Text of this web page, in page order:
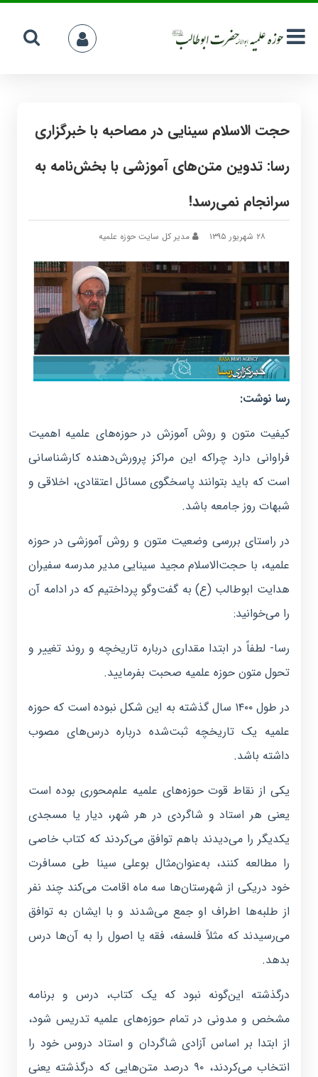
حجت الاسلام سینایی در مصاحبه با خبرگزاری
رسا: تدوین متن‌های آموزشی با بخش‌نامه به
سرانجام نمی‌رسد!
مدیر کل سایت حوزه علمیه
رسا نوشت:
کیفیت متون و روش آموزش در حوزه‌های علمیه اهمیت
فراوانی دارد چراکه این مراکز پرورش‌دهنده کارشناسانی
است که باید بتوانند پاسخگوی مسائل اعتقادی، اخلاقی و
شبهات روز جامعه باشد.
در راستای بررسی وضعیت متون و روش آموزشی در حوزه
علمیه، با حجت‌الاسلام مجید سینایی مدیر مدرسه سفیران
هدایت ابوطالب (ع) به گفت‌وگو پرداختیم که در ادامه آن
را می‌خوانید:
رسا- لطفاً در ابتدا مقداری درباره تاریخچه و روند تغییر و
تحول متون حوزه علمیه صحبت بفرمایید.
در طول ۱۴۰۰ سال گذشته به این شکل نبوده است که حوزه
علمیه یک تاریخچه ثبت‌شده درباره درس‌های مصوب
داشته باشد.
یکی از نقاط قوت حوزه‌های علمیه علم‌محوری بوده است
یعنی هر استاد و شاگردی در هر شهر، دیار یا مسجدی
یکدیگر را می‌دیدند باهم توافق می‌کردند که کتاب خاصی
را مطالعه کنند، به‌عنوان‌مثال بوعلی سینا طی مسافرت
خود دریکی از شهرستان‌ها سه ماه اقامت می‌کند چند نفر
از طلبه‌ها اطراف او جمع می‌شدند و با ایشان به توافق
می‌رسیدند که مثلاً فلسفه، فقه یا اصول را به آن‌ها درس
بدهد.
درگذشته این‌گونه نبود که یک کتاب، درس و برنامه
مشخص و مدونی در تمام حوزه‌های علمیه تدریس شود،
از ابتدا بر اساس آزادی شاگردان و استاد دروس خود را
انتخاب می‌کردند، ۹۰ درصد متن‌هایی که درگذشته یعنی